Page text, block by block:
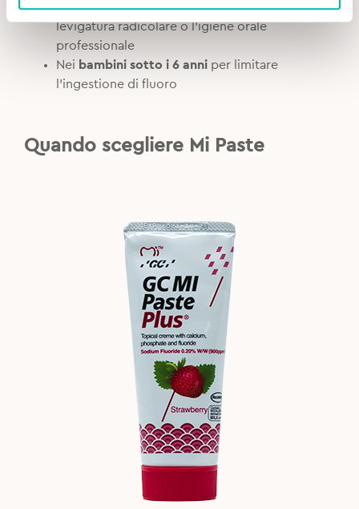
Dopoalcune procedure dentalicome la
levigatura radicolare o l’igiene orale
professionale
Nei bambini sotto i 6 anni per limitare
l’ingestione di fluoro
Quando scegliere Mi Paste